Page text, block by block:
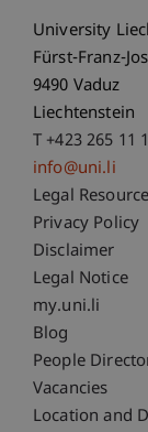
University
Fürst-Franz-
9490 Vaduz
Liechtenstein
T +423 265 11
info@uni.li
Fußzeile
Legal
Privacy Policy
Disclaimer
Legal Notice
Fußzeile
my.uni.li
Blog
People
Vacancies
Location and